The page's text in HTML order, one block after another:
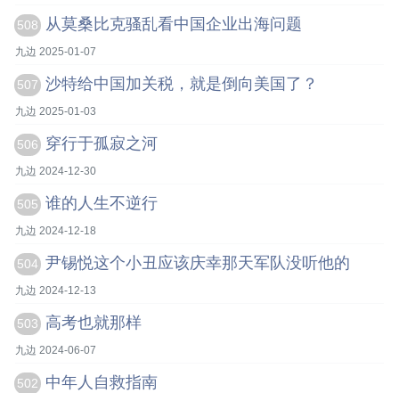
508 从莫桑比克骚乱看中国企业出海问题
九边 2025-01-07
507 沙特给中国加关税，就是倒向美国了？
九边 2025-01-03
506 穿行于孤寂之河
九边 2024-12-30
505 谁的人生不逆行
九边 2024-12-18
504 尹锡悦这个小丑应该庆幸那天军队没听他的
九边 2024-12-13
503 高考也就那样
九边 2024-06-07
502 中年人自救指南